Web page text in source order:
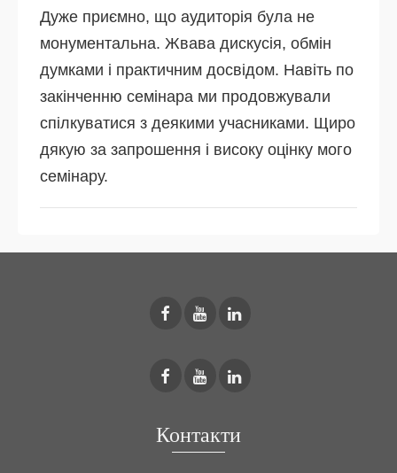
Дуже приємно, що аудиторія була не
монументальна. Жвава дискусія, обмін
думками і практичним досвідом. Навіть по
закінченню семінара ми продовжували
спілкуватися з деякими учасниками. Щиро
дякую за запрошення і високу оцінку мого
семінару.
Контакти